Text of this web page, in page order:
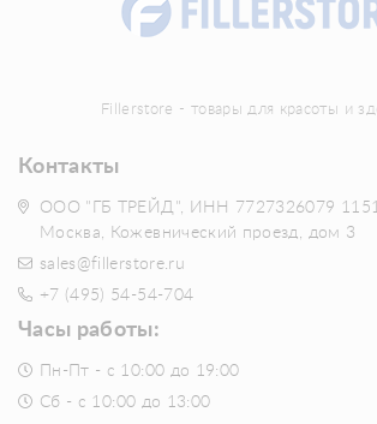
Fillerstore - товары для красоты и
Контакты
ООО "ГБ ТРЕЙД", ИНН 7727326079
Москва, Кожевнический проезд, дом 3
sales@fillerstore.ru
+7 (495) 54-54-704
Часы работы:
Пн-Пт - с 10:00 до 19:00
Сб - с 10:00 до 13:00